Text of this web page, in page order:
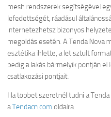
mesh rendszerek segítségével
lefedettségét, ráadásul
internetezhetsz bizonyos
megoldás esetén. A Tenda Nova
esztétika ihlette, a letisztult
pedig a lakás bármelyik pontján
csatlakozási pontjait.
Ha többet szeretnél tudni a
aTendacn.com oldalra.